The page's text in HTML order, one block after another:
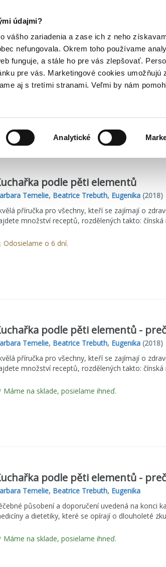
údajmi?
vášho zariadenia a zase ich z neho
nefungovala. Okrem toho používame
funguje, a stále ho pre vás zlepšovať.
pre vás. Marketingové cookies umožňujú
aj s tretími stranami. Veľmi by nám
Analytické
Doplnky
podle pěti elementů
Temelie, Beatrice Trebuth, Eugenika(2018)
příručka pro všechny, kteří se zajímají o
množství receptů, rozdělených takto: čínská
Odosielame o 6 dní.
podle pěti elementů -
Temelie, Beatrice Trebuth, Eugenika(2018)
příručka pro všechny, kteří se zajímají o
množství receptů, rozdělených takto: čínská
Máme na sklade, posielame ihneď.
podle pěti elementů -
Temelie, Beatrice Trebuth, Eugenika
působení a doporučení uvedená na konci
a dietetiky, které se opírají o dlouholeté
Máme na sklade, posielame ihneď.